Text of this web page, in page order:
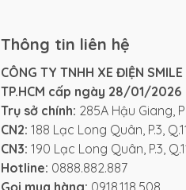
Thông tin liên hệ
CÔNG TY TNHH XE ĐIỆN
TP.HCM cấp ngày 28/01/2026
Trụ sở chính: 285A Hậu Giang,
CN2: 188 Lạc Long Quân, P.3,
CN3: 190 Lạc Long Quân, P.3,
Hotline: 0888.882.887